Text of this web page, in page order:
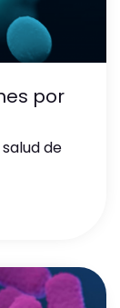
por
de